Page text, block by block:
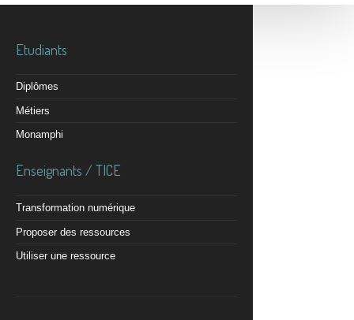
Etudiants
Diplômes
Métiers
Monamphi
Enseignants / TICE
Transformation numérique
Proposer des ressources
Utiliser une ressource